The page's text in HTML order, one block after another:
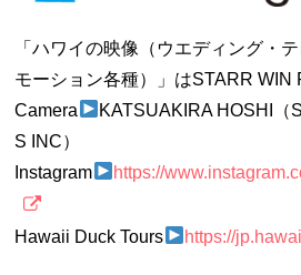
「ハワイの映像（ウエディング・
モーション各種）」はSTARR WIN
Camera
KATSUAKIRA HOSHI（
S INC）
Instagram
https://
Hawaii Duck Tours https://